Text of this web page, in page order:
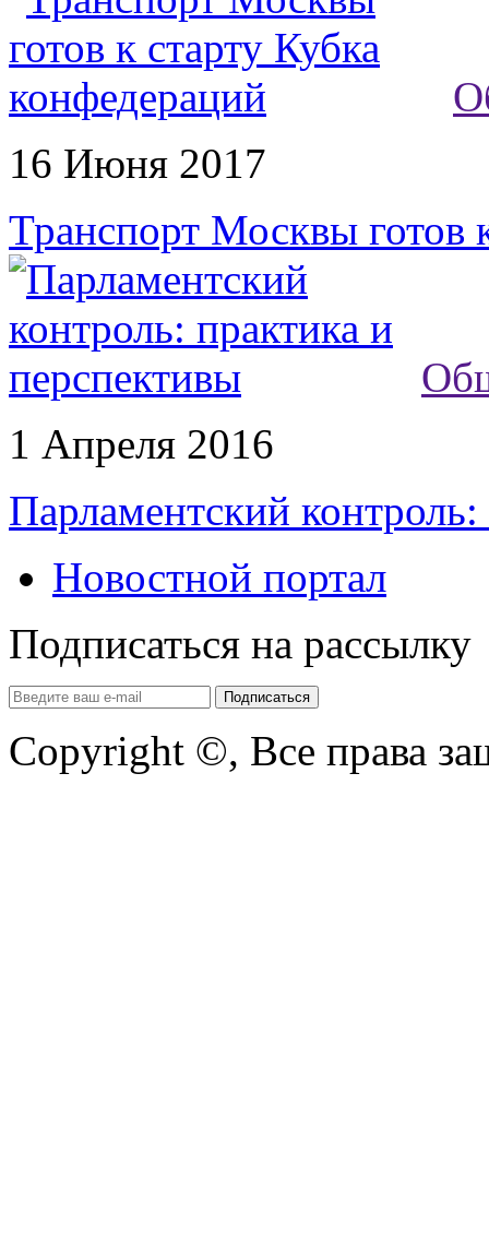
16 Июня 2017
Транспорт Москвы готов
1 Апреля 2016
Парламентский
Новостной портал
Подписаться на рассылку
Copyright ©, Все права